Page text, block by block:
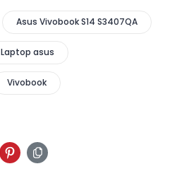
Asus Vivobook S14 S3407QA
Laptop asus
Vivobook